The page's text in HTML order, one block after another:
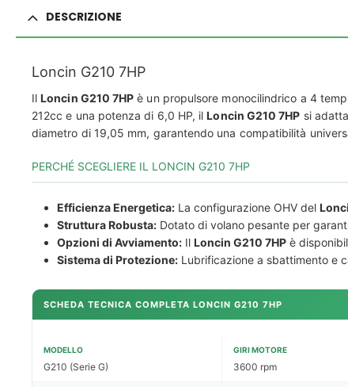
DESCRIZIONE
Loncin G210 7HP
IlLoncin G210 7HP è un propulsore monocilindrico a 4
212cc e una potenza di 6,0 HP, ilLoncin G210 7HP si
diametro di 19,05 mm, garantendo una compatibilità
PERCHÉ SCEGLIERE IL LONCIN G210 7HP
Efficienza Energetica: La configurazione OHV del
Struttura Robusta: Dotato di volano pesante per
Opzioni di Avviamento: Il Loncin G210 7HP è
Sistema di Protezione: Lubrificazione a sbattimento e
SCHEDA TECNICA COMPLETA LONCIN G210 7HP
MODELLO
G210 (Serie G)
GIRI MOTORE
3600 rpm